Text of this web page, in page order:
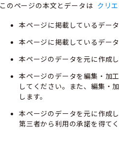
このページの本文とデータは クリ
本ページに掲載しているデー
本ページに掲載しているデー
本ページのデータを元に作成
本ページのデータを編集・加
してください。また、編集・
します。
本ページのデータを元に作成
第三者から利用の承諾を得てく